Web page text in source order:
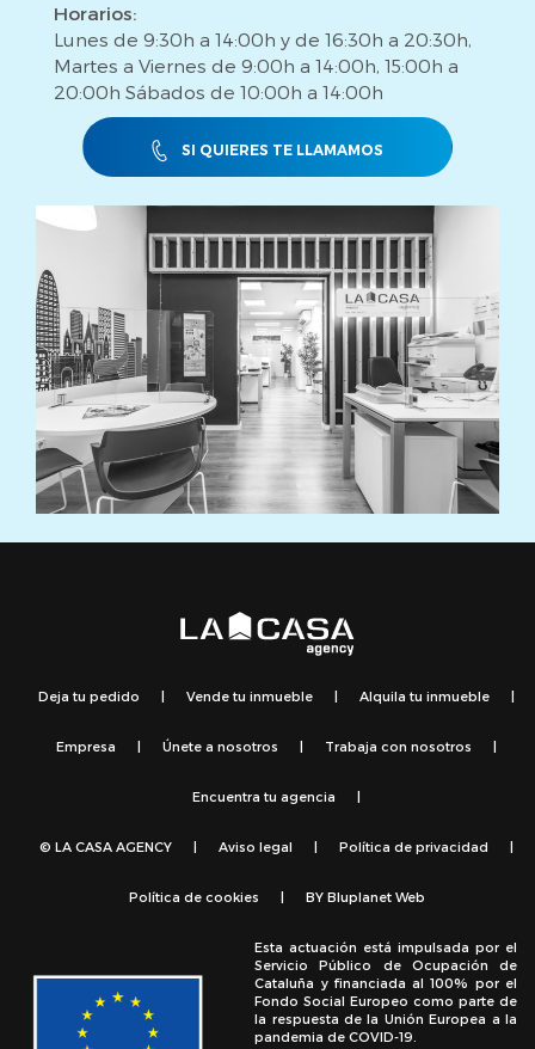
Horarios:
Lunes de 9:30h a 14:00h y de 16:30h a 20:30h,
Martes a Viernes de 9:00h a 14:00h, 15:00h a
20:00h Sábados de 10:00h a 14:00h
SI QUIERES TE LLAMAMOS
Deja tu pedido Vende tu inmueble Alquila tu inmueble
Empresa Únete a nosotros Trabaja con nosotros
Encuentra tu agencia
© LA CASA AGENCY Aviso legal Política de privacidad
Política de cookies BY Bluplanet Web
Esta actuación está impulsada por el
Servicio Público de Ocupación de
Cataluña y financiada al 100% por el
Fondo Social Europeo como parte de
la respuesta de la Unión Europea a la
pandemia de COVID-19.